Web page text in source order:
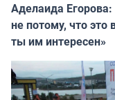
Аделаида
не потому, что это
ты им интересен»